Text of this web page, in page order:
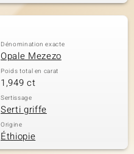
Dénomination exacte
Opale Mezezo
Poids total en carat
1,949 ct
Sertissage
Serti griffe
Origine
Éthiopie